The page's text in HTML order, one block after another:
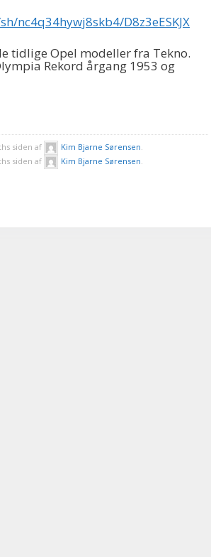
nc4q34hywj8skb4/D8z3eESKJX
tidlige Opel modeller fra Tekno.
Rekord årgang 1953 og
siden af Kim Bjarne Sørensen
siden af
Kim Bjarne Sørensen.